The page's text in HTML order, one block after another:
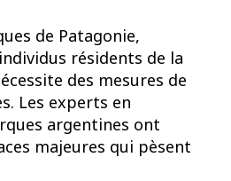
de Patagonie,
résidents de la
des mesures de
Les experts en
argentines ont
majeures qui pèsent